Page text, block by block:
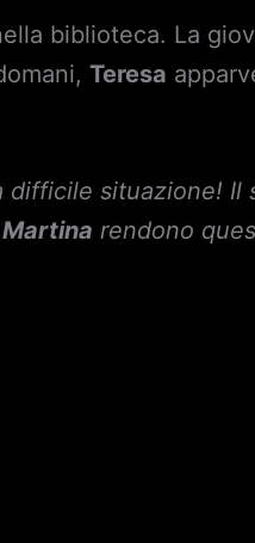
biblioteca. La
Teresa
difficile situazione! Il
Martina rendono